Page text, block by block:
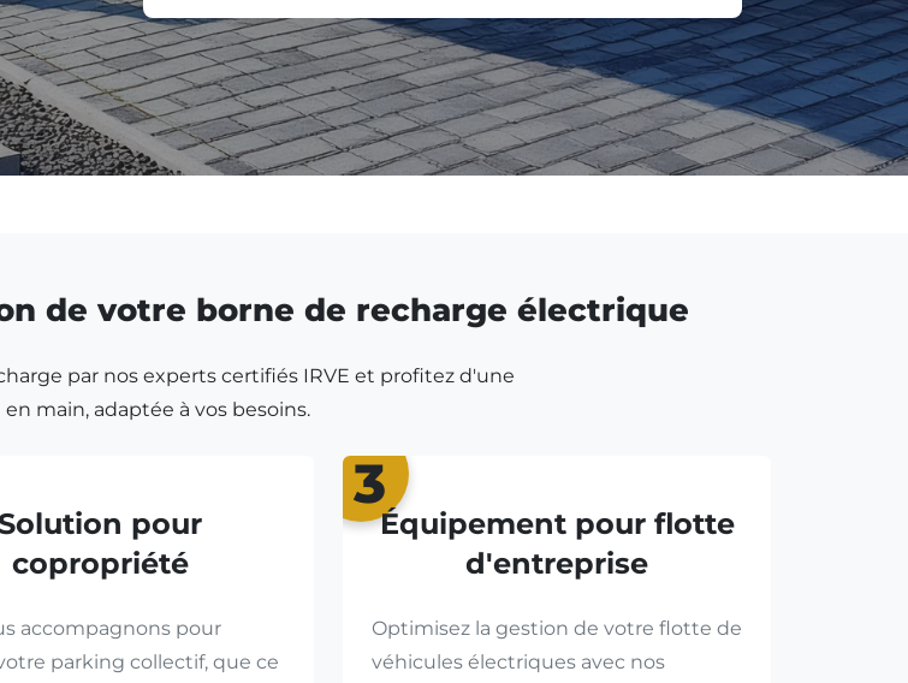
de votre borne de recharge électrique
par nos experts certifiés IRVE et profitez d'une
main, adaptée à vos besoins.
pour
copropriété
accompagnons pour
parking collectif, que ce
3
Équipement pour flotte
d'entreprise
Optimisez la gestion de votre flotte de
véhicules électriques avec nos